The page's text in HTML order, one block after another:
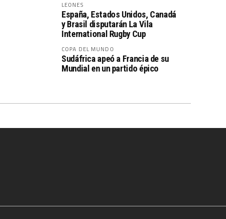
LEONES
España, Estados Unidos, Canadá
y Brasil disputarán La Vila
International Rugby Cup
COPA DEL MUNDO
Sudáfrica apeó a Francia de su
Mundial en un partido épico